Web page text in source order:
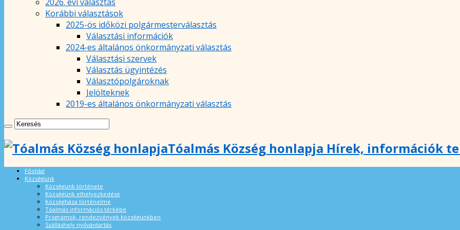
Korábbi választások
2025-ös időközi polgármesterválasztás
Választási információk
2024-es általános önkormányzati választás
Választási szervek
Választás ügyintézés
Választópolgároknak
Jelölteknek
2019-es általános önkormányzati választás
Tóalmás Község honlapja Hírek, információk
Főoldal
Községünk
Községünk története
Községünk elhelyezkedése
Községháza történelme
Tóalmás információs térképe
Programok, rendezvények községünkben
Szálláshely nyilvántartás